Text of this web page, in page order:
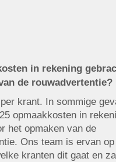
in rekening
de rouwadvertentie?
krant. In sommige
opmaakkosten in
het opmaken van de
Ons team is ervan op
kranten dit gaat en